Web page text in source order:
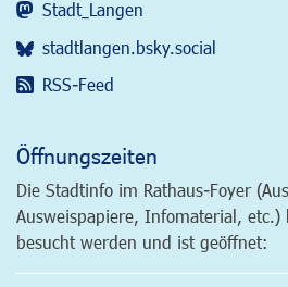
Stadt_Langen
stadtlangen.bsky.social
RSS-Feed
Öffnungszeiten
Die Stadtinfo im Rathaus-Foyer
Ausweispapiere, Infomaterial, etc.)
besucht werden und ist geöffnet: